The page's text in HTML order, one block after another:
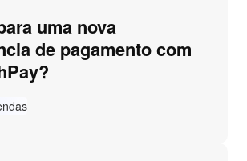
uma nova
de pagamento com